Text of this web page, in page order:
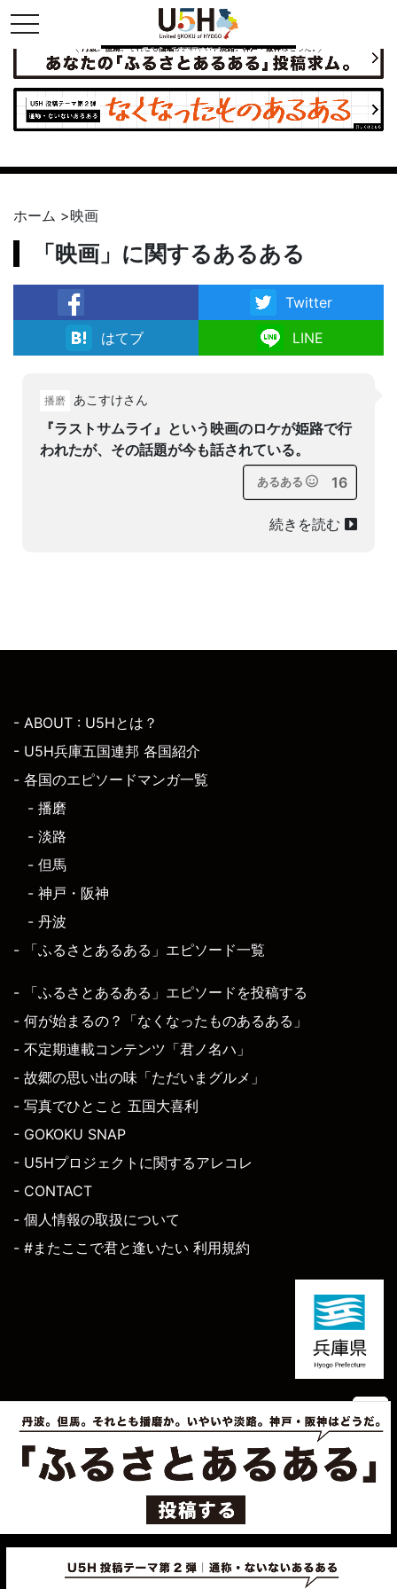
toggle navigation
県公式・兵庫五国連邦プロジェクト
ホーム >映画
「映画」に関するあるある
facebook
Twitter
はてブ
LINE
播磨 あこすけさん
『ラストサムライ』という映画のロケが姫路で行
われたが、その話題が今も話されている。
あるある 16
続きを読む
- ABOUT : U5Hとは？
- U5H兵庫五国連邦 各国紹介
- 各国のエピソードマンガ一覧
- 播磨
- 淡路
- 但馬
- 神戸・阪神
- 丹波
- 「ふるさとあるある」エピソード一覧
- 「ふるさとあるある」エピソードを投稿する
- 何が始まるの？「なくなったものあるある」
- 不定期連載コンテンツ「君ノ名ハ」
- 故郷の思い出の味「ただいまグルメ」
- 写真でひとこと 五国大喜利
- GOKOKU SNAP
- U5Hプロジェクトに関するアレコレ
- CONTACT
- 個人情報の取扱について
- #またここで君と逢いたい 利用規約